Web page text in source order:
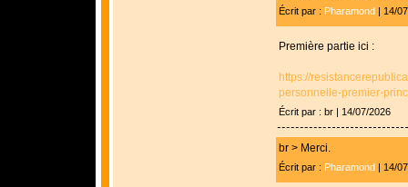
Écrit par : Pharamond| 14/
Première partie ici :
https://
personnelle-premier-
Écrit par : br | 14/07/2026
br > Merci.
Écrit par : Pharamond| 14/